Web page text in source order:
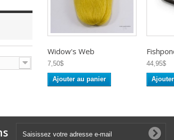
Widow's Web
7,50$
Ajouter au panier
44,95$